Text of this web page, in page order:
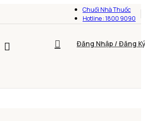
Chuổi Nhà Thuốc
Hotline : 1800 9090
Đăng Nhập / Đăng